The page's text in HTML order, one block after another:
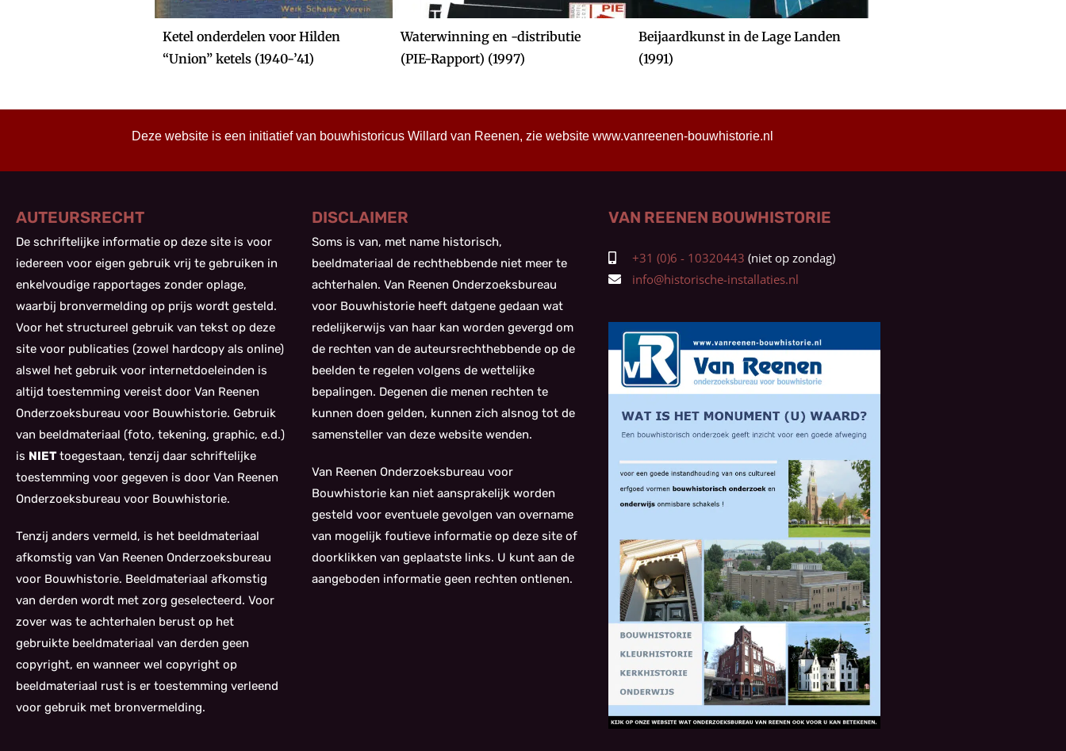
Ketel onderdelen voor Hilden
“Union” ketels (1940-’41)
Waterwinning en -distributie
(PIE-Rapport) (1997)
Beijaardkunst in de Lage Landen
(1991)
Deze website is een initiatief van bouwhistoricus Willard van Reenen, zie website www.vanreenen-bouwhistorie.nl
AUTEURSRECHT
De schriftelijke informatie op deze site is voor
iedereen voor eigen gebruik vrij te gebruiken in
enkelvoudige rapportages zonder oplage,
waarbij bronvermelding op prijs wordt gesteld.
Voor het structureel gebruik van tekst op deze
site voor publicaties (zowel hardcopy als online)
alswel het gebruik voor internetdoeleinden is
altijd toestemming vereist door Van Reenen
Onderzoeksbureau voor Bouwhistorie. Gebruik
van beeldmateriaal (foto, tekening, graphic, e.d.)
is NIETtoegestaan, tenzij daar schriftelijke
toestemming voor gegeven is door Van Reenen
Onderzoeksbureau voor Bouwhistorie.
Tenzij anders vermeld, is het beeldmateriaal
afkomstig van Van Reenen Onderzoeksbureau
voor Bouwhistorie. Beeldmateriaal afkomstig
van derden wordt met zorg geselecteerd. Voor
zover was te achterhalen berust op het
gebruikte beeldmateriaal van derden geen
copyright, en wanneer wel copyright op
beeldmateriaal rust is er toestemming verleend
voor gebruik met bronvermelding.
DISCLAIMER
Soms is van, met name historisch,
beeldmateriaal de rechthebbende niet meer te
achterhalen. Van Reenen Onderzoeksbureau
voor Bouwhistorie heeft datgene gedaan wat
redelijkerwijs van haar kan worden gevergd om
de rechten van de auteursrechthebbende op de
beelden te regelen volgens de wettelijke
bepalingen. Degenen die menen rechten te
kunnen doen gelden, kunnen zich alsnog tot de
samensteller van deze website wenden.
Van Reenen Onderzoeksbureau voor
Bouwhistorie kan niet aansprakelijk worden
gesteld voor eventuele gevolgen van overname
van mogelijk foutieve informatie op deze site of
doorklikken van geplaatste links. U kunt aan de
aangeboden informatie geen rechten ontlenen.
VAN REENEN BOUWHISTORIE
+31 (0)6 - 10320443
info@historische-installaties.nl